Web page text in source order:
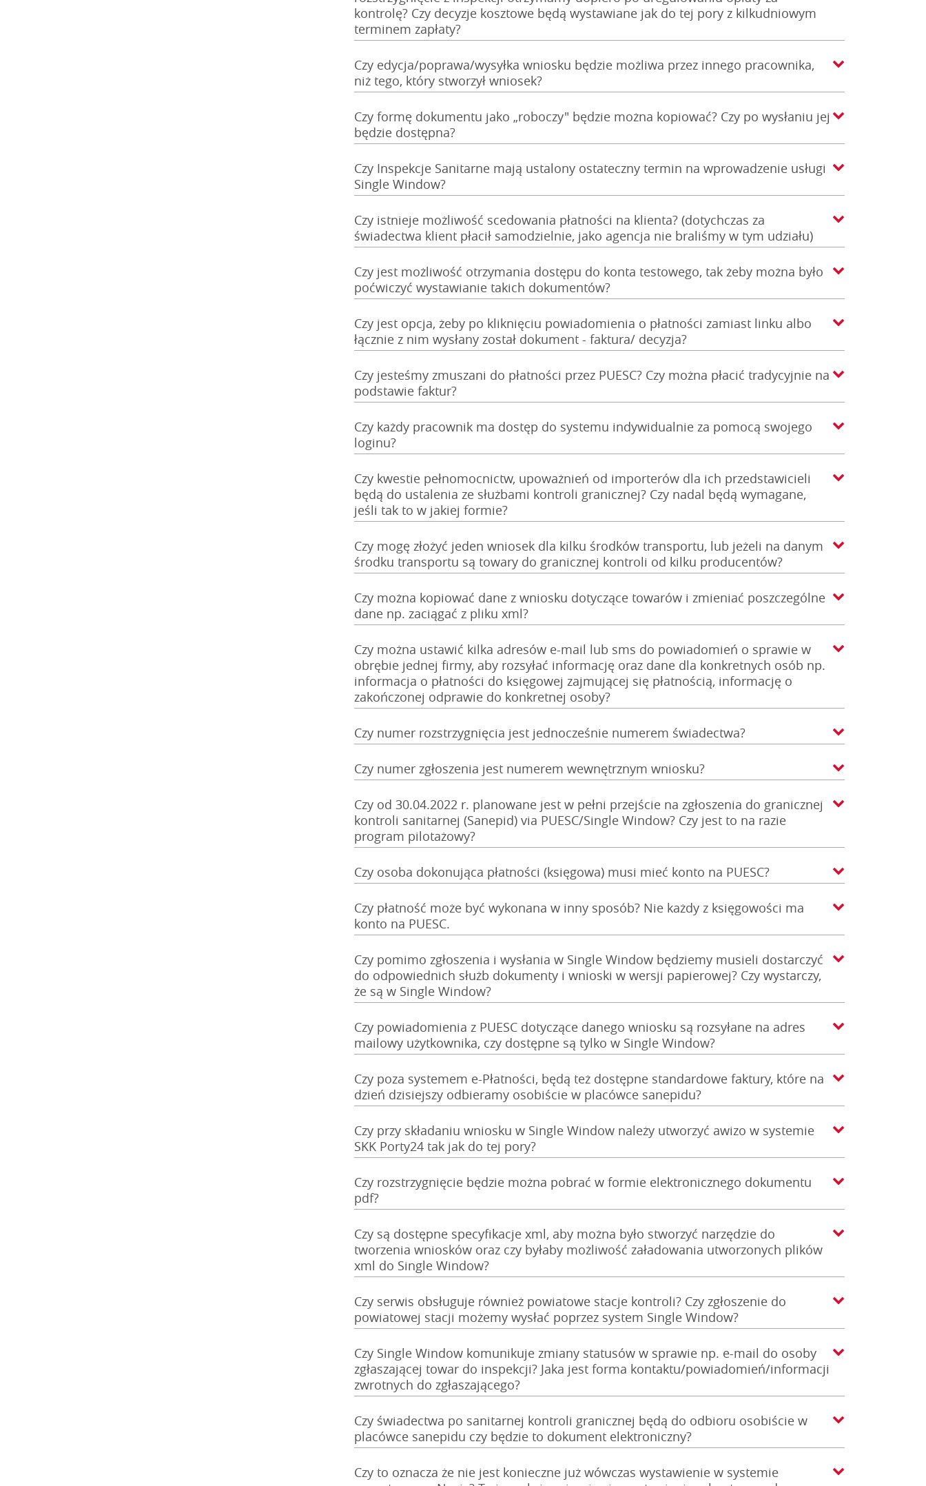
kontrolę? Czy decyzje kosztowe będą wystawiane jak do tej pory z kilkudniowym
terminem zapłaty?
Czy edycja/poprawa/wysyłka wniosku będzie możliwa przez innego pracownika,
niż tego, który stworzył wniosek?
Czy formę dokumentu jako „roboczy" będzie można kopiować? Czy po wysłaniu jej
będzie dostępna?
Czy Inspekcje Sanitarne mają ustalony ostateczny termin na wprowadzenie usługi
Single Window?
Czy istnieje możliwość scedowania płatności na klienta? (dotychczas za
świadectwa klient płacił samodzielnie, jako agencja nie braliśmy w tym udziału)
Czy jest możliwość otrzymania dostępu do konta testowego, tak żeby można było
poćwiczyć wystawianie takich dokumentów?
Czy jest opcja, żeby po kliknięciu powiadomienia o płatności zamiast linku albo
łącznie z nim wysłany został dokument - faktura/ decyzja?
Czy jesteśmy zmuszani do płatności przez PUESC? Czy można płacić tradycyjnie na
podstawie faktur?
Czy każdy pracownik ma dostęp do systemu indywidualnie za pomocą swojego
loginu?
Czy kwestie pełnomocnictw, upoważnień od importerów dla ich przedstawicieli
będą do ustalenia ze służbami kontroli granicznej? Czy nadal będą wymagane,
jeśli tak to w jakiej formie?
Czy mogę złożyć jeden wniosek dla kilku środków transportu, lub jeżeli na danym
środku transportu są towary do granicznej kontroli od kilku producentów?
Czy można kopiować dane z wniosku dotyczące towarów i zmieniać poszczególne
dane np. zaciągać z pliku xml?
Czy można ustawić kilka adresów e-mail lub sms do powiadomień o sprawie w
obrębie jednej firmy, aby rozsyłać informację oraz dane dla konkretnych osób np.
informacja o płatności do księgowej zajmującej się płatnością, informację o
zakończonej odprawie do konkretnej osoby?
Czy numer rozstrzygnięcia jest jednocześnie numerem świadectwa?
Czy numer zgłoszenia jest numerem wewnętrznym wniosku?
Czy od 30.04.2022 r. planowane jest w pełni przejście na zgłoszenia do granicznej
kontroli sanitarnej (Sanepid) via PUESC/Single Window? Czy jest to na razie
program pilotażowy?
Czy osoba dokonująca płatności (księgowa) musi mieć konto na PUESC?
Czy płatność może być wykonana w inny sposób? Nie każdy z księgowości ma
konto na PUESC.
Czy pomimo zgłoszenia i wysłania w Single Window będziemy musieli dostarczyć
do odpowiednich służb dokumenty i wnioski w wersji papierowej? Czy wystarczy,
że są w Single Window?
Czy powiadomienia z PUESC dotyczące danego wniosku są rozsyłane na adres
mailowy użytkownika, czy dostępne są tylko w Single Window?
Czy poza systemem e-Płatności, będą też dostępne standardowe faktury, które na
dzień dzisiejszy odbieramy osobiście w placówce sanepidu?
Czy przy składaniu wniosku w Single Window należy utworzyć awizo w systemie
SKK Porty24 tak jak do tej pory?
Czy rozstrzygnięcie będzie można pobrać w formie elektronicznego dokumentu
pdf?
Czy są dostępne specyfikacje xml, aby można było stworzyć narzędzie do
tworzenia wniosków oraz czy byłaby możliwość załadowania utworzonych plików
xml do Single Window?
Czy serwis obsługuje również powiatowe stacje kontroli? Czy zgłoszenie do
powiatowej stacji możemy wysłać poprzez system Single Window?
Czy Single Window komunikuje zmiany statusów w sprawie np. e-mail do osoby
zgłaszającej towar do inspekcji? Jaka jest forma kontaktu/powiadomień/informacji
zwrotnych do zgłaszającego?
Czy świadectwa po sanitarnej kontroli granicznej będą do odbioru osobiście w
placówce sanepidu czy będzie to dokument elektroniczny?
Czy to oznacza że nie jest konieczne już wówczas wystawienie w systemie